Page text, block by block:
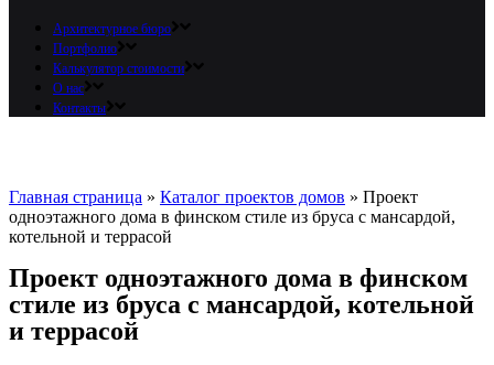
Архитектурное бюро
Портфолио
Калькулятор стоимости
О нас
Контакты
Главная страница » Каталог проектов домов » Проект
одноэтажного дома в финском стиле из бруса с мансардой,
котельной и террасой
Проект одноэтажного дома в финском
стиле из бруса с мансардой, котельной
и террасой